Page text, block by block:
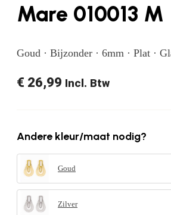
Mare 010013 M
Goud · Bijzonder · 6mm · Plat ·
€ 26,99 Incl. Btw
Andere kleur/maat nodig?
Goud
Zilver